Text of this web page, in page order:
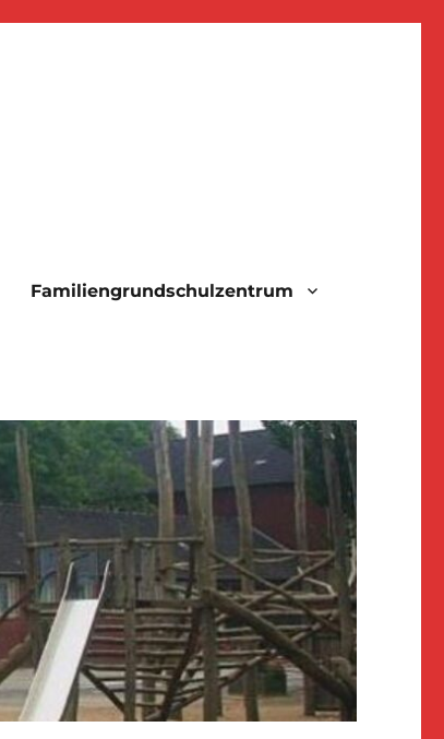
Familiengrundschulzentrum